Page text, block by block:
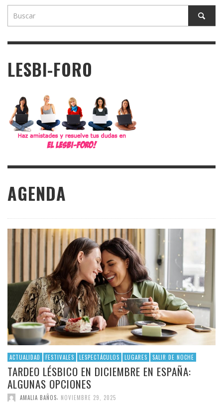
LESBI-FORO
AGENDA
ACTUALIDAD FESTIVALES LESPECTÁCULOS LUGARES SALIR DE NOCHE
TARDEO LÉSBICO EN DICIEMBRE EN ESPAÑA:
ALGUNAS OPCIONES
AMALIA BAÑOS NOVIEMBRE 29, 2025